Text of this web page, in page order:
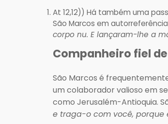
At 12,12)) Há também uma
São Marcos em
corpo nu. E lançaram-lhe a
Companheiro fiel
São Marcos é
um colaborador valioso em
como Jerusalém-Antioquia.
e traga-o com você, porque